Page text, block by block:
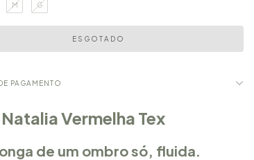
M G
PAGAMENTO
Vermelha Tex
de um ombro só, fluida.